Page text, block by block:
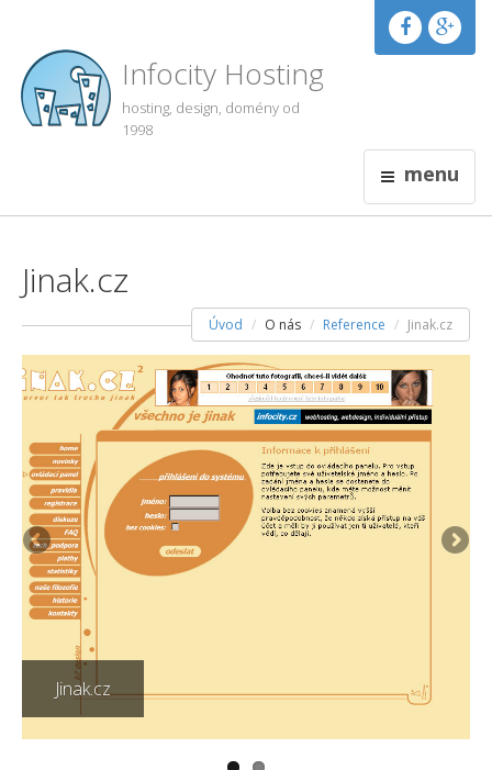
Infocity Hosting
hosting, design, domény od
1998
menu
Jinak.cz
Úvod O nás Reference Jinak.cz
Jinak.cz